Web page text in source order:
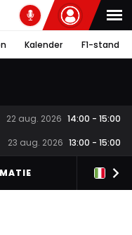
Kalender F1-stand
22 aug. 2026 14:00 - 15:00
23 aug. 2026 13:00 - 15:00